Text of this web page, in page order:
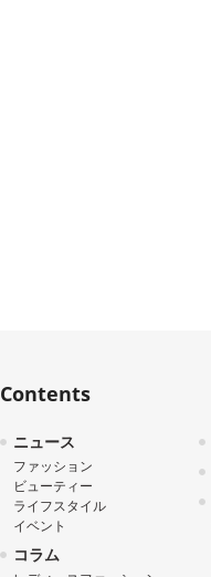
Contents
ニュース
ファッション
ビューティー
ライフスタイル
イベント
コラム